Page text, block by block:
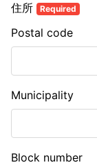
住所 Required
Postal code
Municipality
Block number